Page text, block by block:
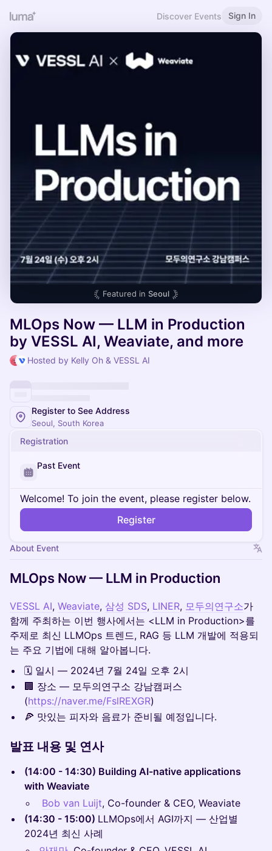
Discover Events Sign In
Featured in Seoul
MLOps Now — LLM in Production
by VESSL AI, Weaviate, and more
Hosted by Kelly Oh & VESSL AI
Register to See Address
Seoul, South Korea
Registration
Past Event
Welcome! To join the event, please register below.
Register
About Event
MLOps Now — LLM in Production
VESSL AI, Weaviate, 삼성 SDS, LINER, 모두의연구소가
함께 주최하는 이번 행사에서는 <LLM in Production>를
주제로 최신 LLMOps 트렌드, RAG 등 LLM 개발에 적용되
는 주요 기법에 대해 알아봅니다.
🗓️ 일시 — 2024년 7월 24일 오후 2시
🏢 장소 — 모두의연구소 강남캠퍼스
(https://naver.me/FslREXGR)
🍕 맛있는 피자와 음료가 준비될 예정입니다.
발표 내용 및 연사
(14:00 - 14:30) Building AI-native applications
with Weaviate
Bob van Luijt, Co-founder & CEO, Weaviate
(14:30 - 15:00) LLMOps에서 AGI까지 — 산업별
2024년 최신 사례